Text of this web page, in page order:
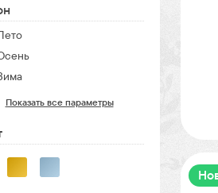
Показать все параметры